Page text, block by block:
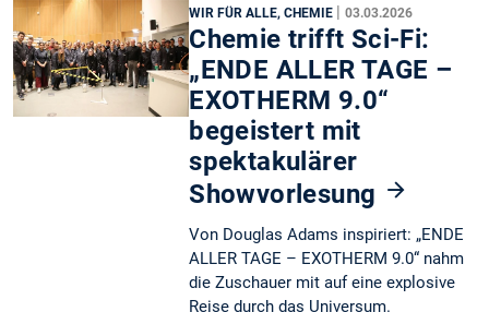
WIR FÜR ALLE, CHEMIE |03.03.2026
Chemie trifft Sci-Fi:
„ENDE ALLER TAGE –
EXOTHERM 9.0“
begeistert mit
spektakulärer
Showvorlesung
Von Douglas Adams inspiriert: „ENDE
ALLER TAGE – EXOTHERM 9.0“ nahm
die Zuschauer mit auf eine explosive
Reise durch das Universum.